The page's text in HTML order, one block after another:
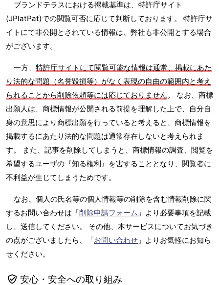
ブランドテラスにおける掲載基準は、特許庁サイト
(JPlatPat)での閲覧可否に応じて判断しております。 特許庁サ
イトにて非公開とされている情報は、弊社も非公開とする場合
がございます。
一方、 特許庁サイトにて閲覧可能な情報は通常、掲載にあた
り法的な問題（名誉毀損等）がなく表現の自由の範囲内と考え
られることから削除依頼等には応じておりません。 なお、商標
出願人は、商標情報が公開される前提を理解した上で、自分自
身の意思により商標出願を行っていると考えると、商標情報を
掲載するにあたり法的な問題は通常存在しないと考えられま
す。 また、記事を削除してしまうと、商標情報の調査、閲覧を
希望するユーザの『知る権利』を害することとなり、閲覧者に
不利益が生じてしまうためです。
なお、個人の氏名等の個人情報等の削除を含む情報削除に関
するお問い合わせは「削除申請フォーム 」より必要事項を記載
し、送信してください。 その他、本サービスについてお気づき
の点がございましたら、「お問い合わせ 」よりお気軽にお知ら
せください。
安心・安全への取り組み